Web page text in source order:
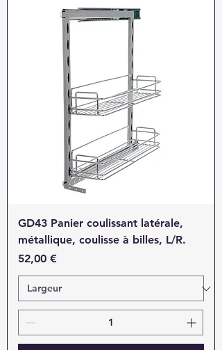
GD43 Panier coulissant latérale,
métallique, coulisse à billes, L/R.
Prix
52,00 €